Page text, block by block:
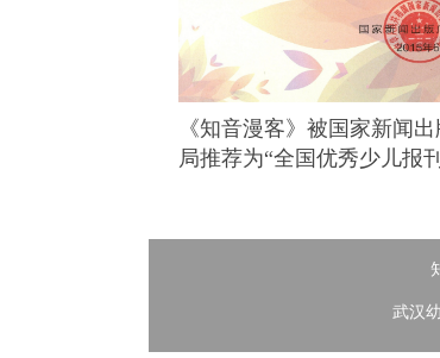
《知音漫客》被国家新闻
局推荐为“全国优秀少儿报
武汉